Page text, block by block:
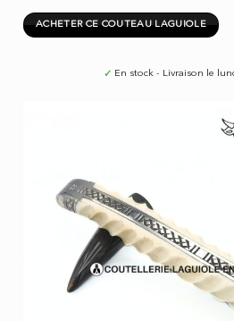
ACHETER CE COUTEAU LAGUIOLE
✓ En stock - Livraison le